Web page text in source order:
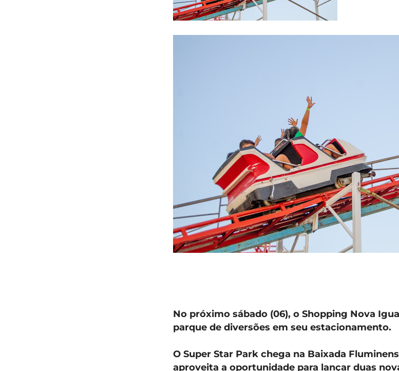
No próximo sábado (06), o Shopping Nova
parque de diversões em seu estacionamento.
O Super Star Park chega na Baixada
aproveita a oportunidade para lançar duas